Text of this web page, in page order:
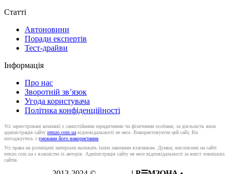
Статті
Автоновини
Поради експертів
Тест-драйви
Інформація
Про нас
Зворотній зв’язок
Угода користувача
Політика конфіденційності
Усі зареєстровані компанії є самостійними юридичними чи фізичними особами, за діяльність яких
адміністрація сайту remzo.com.uaвідповідальності не несе. Використовуючи цей сайт, Ви
погоджуєтесь з умовами його використання.
Усі права на розміщені матеріали належать їхнім законним власникам. Думки, висловлені на сайті
remzo.com.ua є власністю їх авторів. Адміністрація сайту не несе відповідальності за вміст зовнішніх
сайтів.